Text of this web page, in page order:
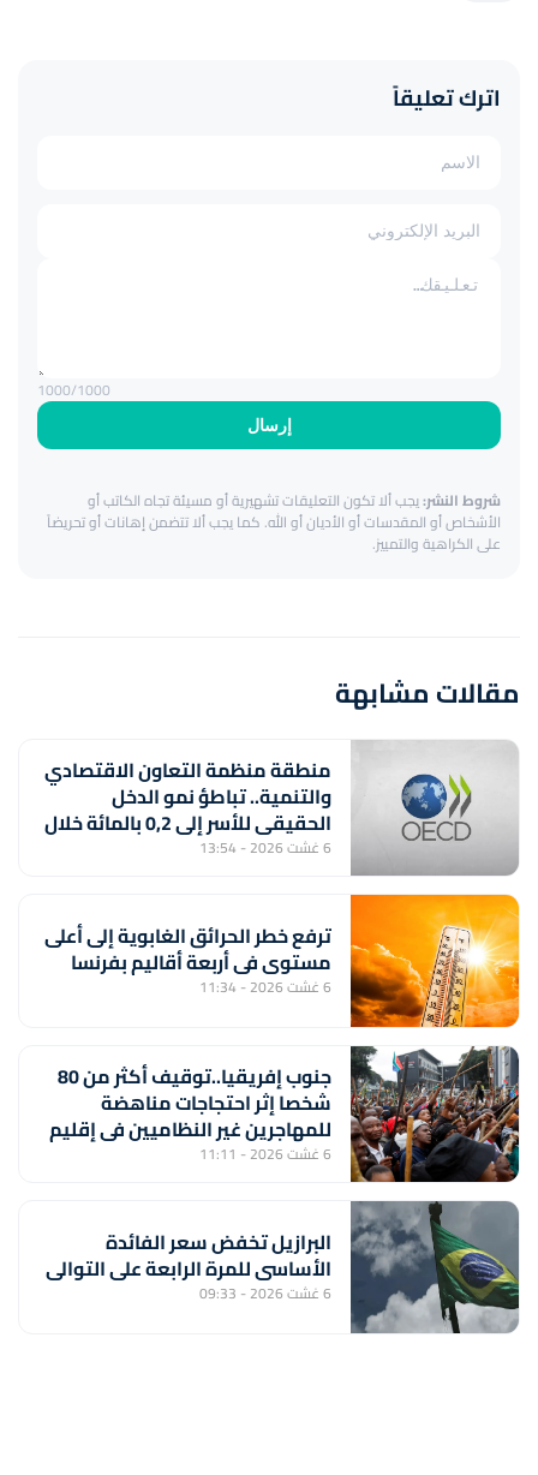
اترك تعليقاً
إرسال
1000/1000
شروط النشر:يجب ألا تكون التعليقات تشهيرية أو مسيئة تجاه الكاتب أو
الأشخاص أو المقدسات أو الأديان أو الله. كما يجب ألا تتضمن إهانات أو تحريضاً
على الكراهية والتمييز.
مقالات مشابهة
منطقة منظمة التعاون الاقتصادي
والتنمية.. تباطؤ نمو الدخل
الحقيقي للأسر إلى 0,2 بالمائة خلال
الربع الأول من 2026
6 غشت 2026 - 13:54
ترفع خطر الحرائق الغابوية إلى أعلى
مستوى في أربعة أقاليم بفرنسا
6 غشت 2026 - 11:34
جنوب إفريقيا..توقيف أكثر من 80
شخصا إثر احتجاجات مناهضة
للمهاجرين غير النظاميين في إقليم
كوازولو-ناتال
6 غشت 2026 - 11:11
البرازيل تخفض سعر الفائدة
الأساسي للمرة الرابعة على التوالي
6 غشت 2026 - 09:33